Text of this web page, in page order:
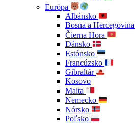
Európa
Albánsko
Bosna a Hercegovina
Čierna Hora
Dánsko
Estónsko
Francúzsko
Gibraltár
Kosovo
Malta
Nemecko
Nórsko
Poľsko